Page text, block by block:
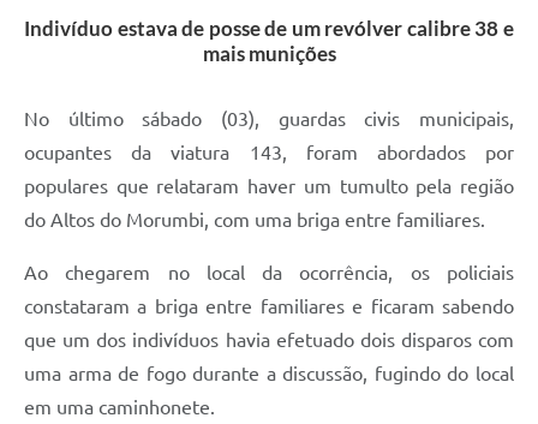
Listagem dos CEPs de Vinhedo
Acesso à Informação
Contratos
Associação dos Servidores Públicos Municipais de
Vinhedo
Audiências Públicas
Carta de Serviços
Arquivos para Download
Indivíduo estava de posse de um revólver calibre 38 e
mais munições
No último sábado (03), guardas civis municipais,
ocupantes da viatura 143, foram abordados por
populares que relataram haver um tumulto pela região
do Altos do Morumbi, com uma briga entre familiares.
Ao chegarem no local da ocorrência, os policiais
constataram a briga entre familiares e ficaram sabendo
que um dos indivíduos havia efetuado dois disparos com
uma arma de fogo durante a discussão, fugindo do local
em uma caminhonete.